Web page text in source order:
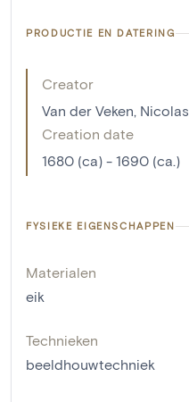
PRODUCTIE EN DATERING
Creator
Van der Veken, Nicolas
Creation date
1680 (ca) - 1690 (ca.)
FYSIEKE EIGENSCHAPPEN
Materialen
eik
Technieken
beeldhouwtechniek